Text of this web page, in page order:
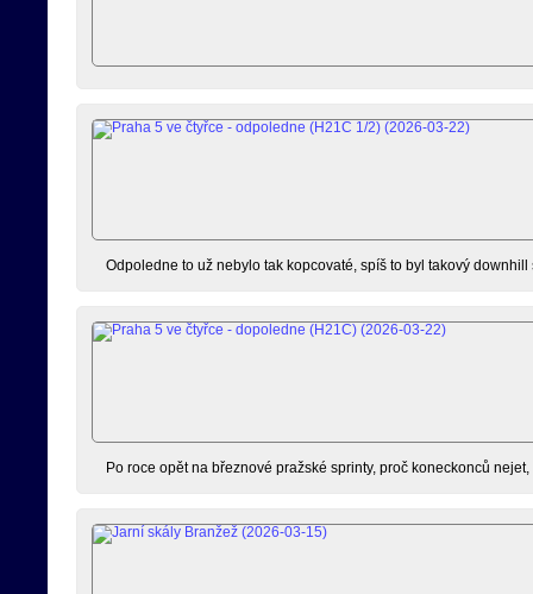
Odpoledne to už nebylo tak kopcovaté, spíš to byl takový
Po roce opět na březnové pražské sprinty, proč koneckonců